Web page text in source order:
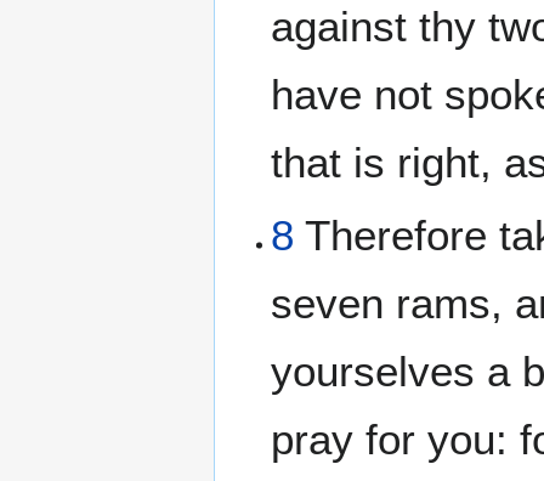
against thy
have not
that is right,
8 Therefore
seven rams,
yourselves a
pray for you: